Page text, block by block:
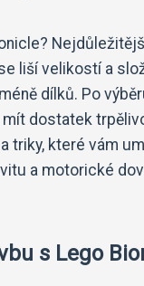
liší velikostí a
dílků. Po
dostatek
triky, které vám
a motorické
s Lego